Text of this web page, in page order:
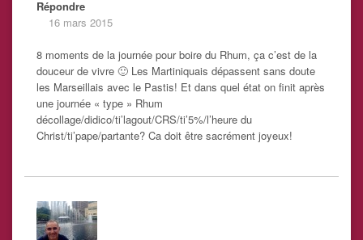
Répondre
16 mars 2015
8 moments de la journée pour boire du Rhum, ça c’est de la
douceur de vivre 🙂 Les Martiniquais dépassent sans doute
les Marseillais avec le Pastis! Et dans quel état on finit après
une journée « type » Rhum
décollage/didico/ti’lagout/CRS/ti’5%/l’heure du
Christ/ti’pape/partante? Ca doit être sacrément joyeux!